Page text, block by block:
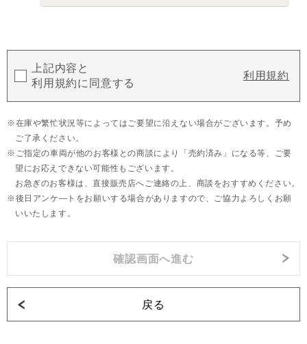
上記内容と
利用規約に同意する
利用規約
在庫や繁忙状況等によってはご要望に沿えない場合がございます。予め
ご了承ください。
ご指定の車両が他のお客様との商談により「売約済み」になる等、ご要
望にお応えできない可能性もございます。
お急ぎのお客様は、直接販売店へご連絡の上、商談をおすすめください。
後日アンケ―トをお願いする場合がありますので、ご協力よろしくお願
いいたします。
戻る